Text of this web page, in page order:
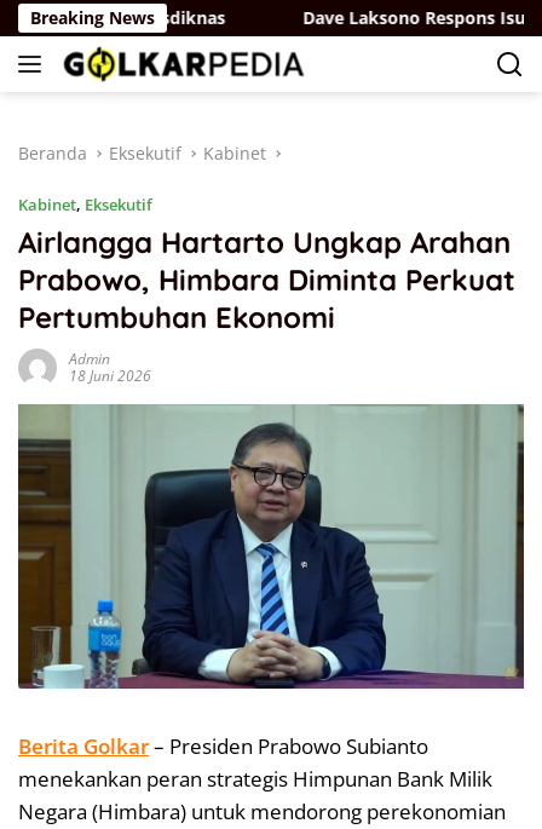
Langsung
ke
konten
Breaking News
di RUU Sisdiknas Dave Laksono Respons Isu
Beranda Eksekutif Kabinet
Kabinet, Eksekutif
Airlangga Hartarto Ungkap Arahan
Prabowo, Himbara Diminta Perkuat
Pertumbuhan Ekonomi
Admin
18 Juni 2026
Berita Golkar– Presiden Prabowo Subianto
menekankan peran strategis Himpunan Bank Milik
Negara (Himbara) untuk mendorong perekonomian